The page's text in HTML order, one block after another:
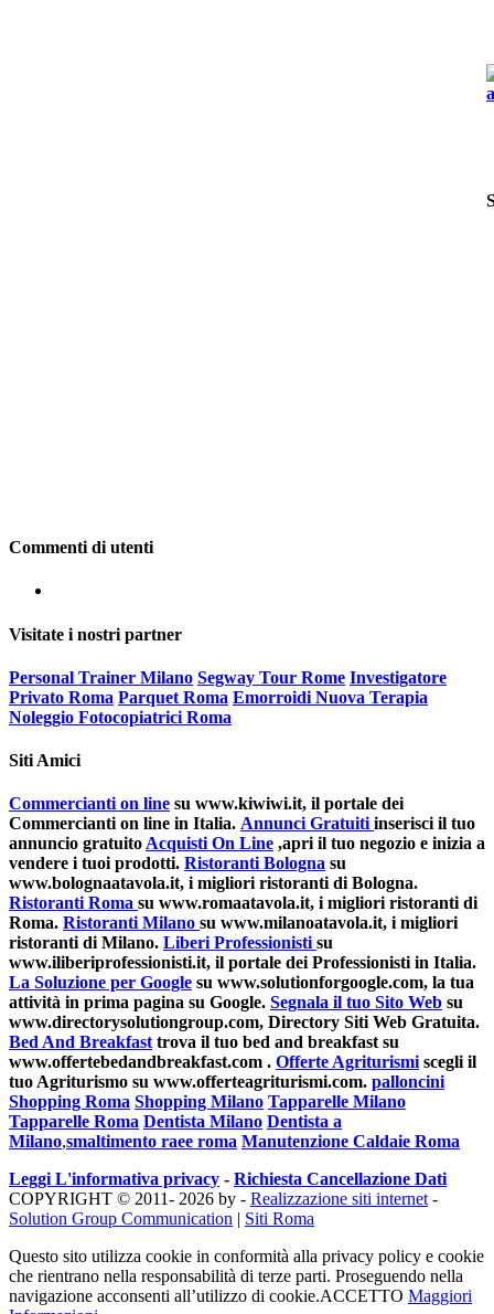
Commenti di utenti
Visitate i nostri partner
Personal Trainer Milano Segway Tour Rome Investigatore
Privato Roma Parquet Roma Emorroidi Nuova Terapia
Noleggio Fotocopiatrici Roma
Siti Amici
Commercianti on line su www.kiwiwi.it, il portale dei
Commercianti on line in Italia. Annunci Gratuitiinserisci il tuo
annuncio gratuitoAcquisti On Line ,apri il tuo negozio e inizia a
vendere i tuoi prodotti. Ristoranti Bologna su
www.bolognaatavola.it, i migliori ristoranti di Bologna.
Ristoranti Roma su www.romaatavola.it, i migliori ristoranti di
Roma. Ristoranti Milano su www.milanoatavola.it, i migliori
ristoranti di Milano. Liberi Professionistisu
www.iliberiprofessionisti.it, il portale dei Professionisti in Italia.
La Soluzione per Google su www.solutionforgoogle.com, la tua
attività in prima pagina su Google. Segnala il tuo Sito Web su
www.directorysolutiongroup.com, Directory Siti Web Gratuita.
Bed And Breakfasttrova il tuo bed and breakfast su
www.offertebedandbreakfast.com . Offerte Agriturismiscegli il
tuo Agriturismo su www.offerteagriturismi.com. palloncini
Shopping Roma Shopping Milano Tapparelle Milano
Tapparelle Roma Dentista Milano Dentista a
Milano,smaltimento raee roma Manutenzione Caldaie Roma
Leggi L'informativa privacy - Richiesta Cancellazione Dati
COPYRIGHT © 2011- 2026 by - Realizzazione siti internet-
Solution Group Communication | Siti Roma
Questo sito utilizza cookie in conformità alla privacy policy e cookie
che rientrano nella responsabilità di terze parti. Proseguendo nella
navigazione acconsenti all’utilizzo di cookie.ACCETTO Maggiori